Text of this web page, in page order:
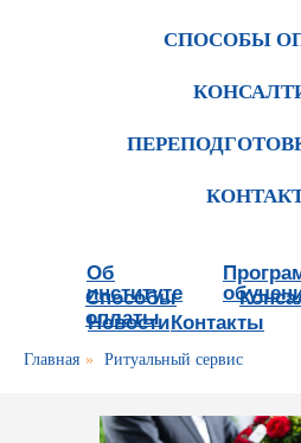
СПОСОБЫ
Об
институте
Способы
оплаты
НовостиКонтакты
Главная » Ритуальный сервис